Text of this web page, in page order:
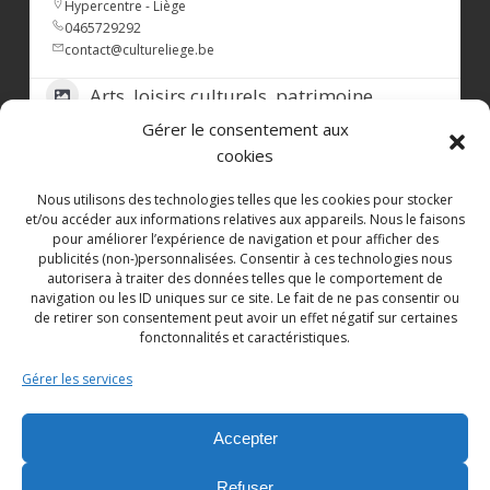
Gérer le consentement aux
cookies
Nous utilisons des technologies telles que les cookies pour stocker
et/ou accéder aux informations relatives aux appareils. Nous le faisons
pour améliorer l’expérience de navigation et pour afficher des
publicités (non-)personnalisées. Consentir à ces technologies nous
autorisera à traiter des données telles que le comportement de
navigation ou les ID uniques sur ce site. Le fait de ne pas consentir ou
de retirer son consentement peut avoir un effet négatif sur certaines
fonctonnalités et caractéristiques.
Gérer les services
Accepter
samedi, de 10 h à 18 h, pour une pause
gourmande au cœur de Liège.
pâtisseries et macarons Darcis, glace artisanale
à l’italienne, ainsi que les pralines
emblématiques de la Maison.
Rendez-vous Rue des Dominicains 20, à
Liège.
#BelgianChocolate #chocolat#chocolate
#madeinbelgium #chocolatliege
#boutiquephysique#boutiqueliege
Avec le soutien de la
Commerce Liégeois ASBLetCommerce Liège
#commerceliege#shopping
Hypercentre - Liège
0465729292
contact@cultureliege.be
Arts, loisirs culturels, patrimoine
L’ EN K
0.0 (0) Populaire
Guillemins - Liège
0476761566
1077